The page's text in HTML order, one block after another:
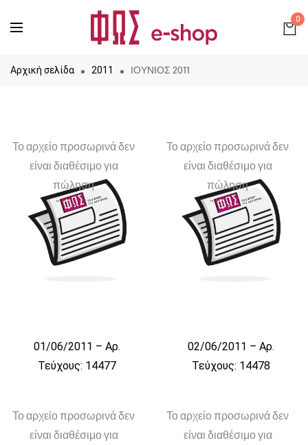
0
Αρχική σελίδα 2011 ΙΟΥΝΙΟΣ 2011
Το αρχείο προσωρινά δεν
είναι διαθέσιμο για
πώληση
01/06/2011 – Αρ.
Τεύχους: 14477
Το αρχείο προσωρινά δεν
είναι διαθέσιμο για
πώληση
02/06/2011 – Αρ.
Τεύχους: 14478
Το αρχείο προσωρινά δεν
είναι διαθέσιμο για
Το αρχείο προσωρινά δεν
είναι διαθέσιμο για